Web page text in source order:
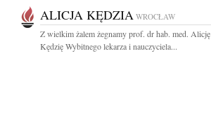
ALICJA KĘDZIA WROCŁAW
Z wielkim żalem żegnamy prof. dr hab. med. Alicję
Kędzię Wybitnego lekarza i nauczyciela...